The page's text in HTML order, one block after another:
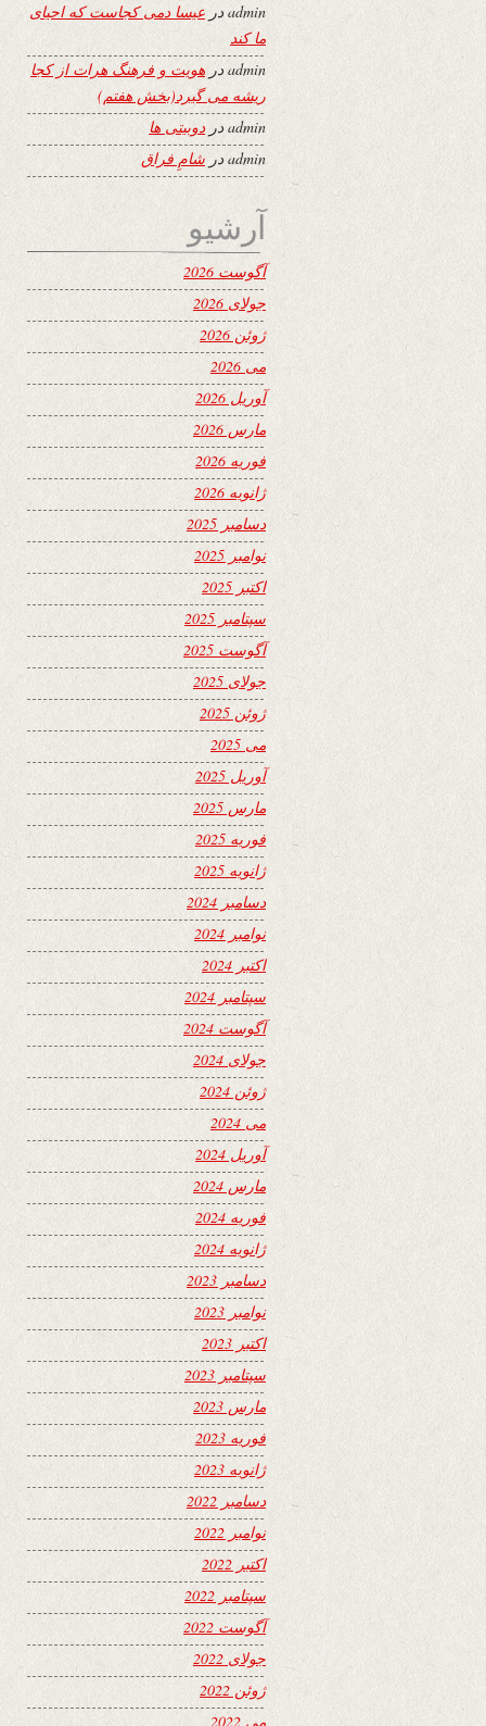
adminدر عیسا دمی کجاست که احیای
ما کند
adminدر هویت و فرهنگ هرات از کجا
ریشه می گیرد(بخش هفتم)
adminدردوبیتی ها
admin در شامِ فراق
آرشیو
آگوست 2026
جولای 2026
ژوئن 2026
می 2026
آوریل 2026
مارس 2026
فوریه 2026
ژانویه 2026
دسامبر 2025
نوامبر 2025
اکتبر 2025
سپتامبر 2025
آگوست 2025
جولای 2025
ژوئن 2025
می 2025
آوریل 2025
مارس 2025
فوریه 2025
ژانویه 2025
دسامبر 2024
نوامبر 2024
اکتبر 2024
سپتامبر 2024
آگوست 2024
جولای 2024
ژوئن 2024
می 2024
آوریل 2024
مارس 2024
فوریه 2024
ژانویه 2024
دسامبر 2023
نوامبر 2023
اکتبر 2023
سپتامبر 2023
مارس 2023
فوریه 2023
ژانویه 2023
دسامبر 2022
نوامبر 2022
اکتبر 2022
سپتامبر 2022
آگوست 2022
جولای 2022
ژوئن 2022
می 2022